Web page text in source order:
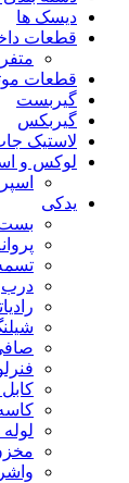
دیسک ها
قطعات
قطعات
گیربست
گیربکس
لاستیک
لوکس و
یدکی
بست
درب